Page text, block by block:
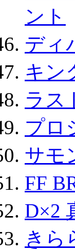
ント
ディ
キン
ラス
プロ
サモ
FF
D×2
きら